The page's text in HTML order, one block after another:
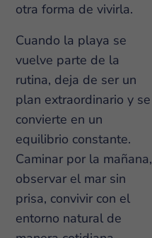
otra forma de vivirla.
Cuando la playa se
vuelve parte de la
rutina, deja de ser un
plan extraordinario y se
convierte en un
equilibrio constante.
Caminar por la mañana,
observar el mar sin
prisa, convivir con el
entorno natural de